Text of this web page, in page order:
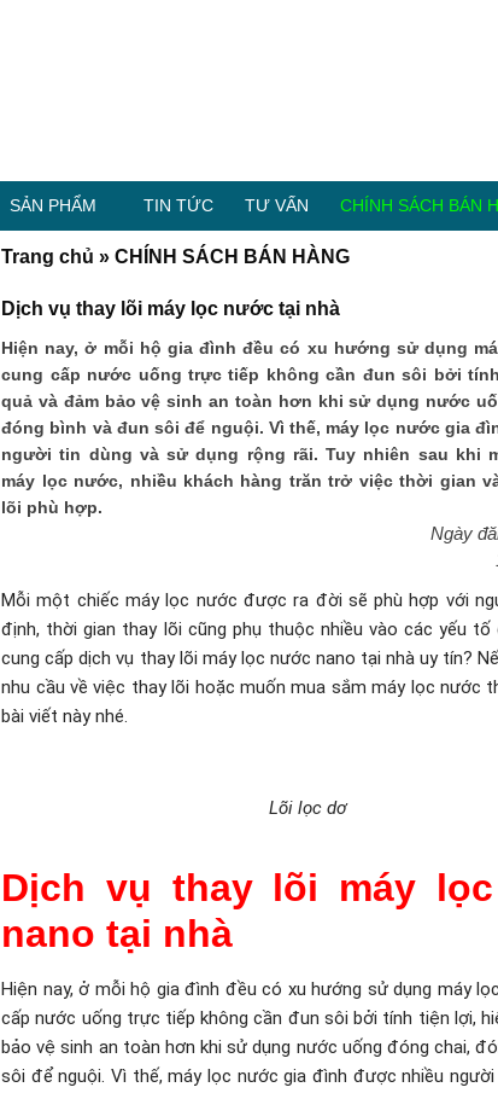
Dịch vụ thay lõi máy lọc nước tại nhà
Hiện nay, ở mỗi hộ gia đình đều có xu hướng sử dụng
cung cấp nước uống trực tiếp không cần đun sôi bởi
quả và đảm bảo vệ sinh an toàn hơn khi sử dụng nước
đóng bình và đun sôi để nguội. Vì thế, máy lọc nước gia
người tin dùng và sử dụng rộng rãi. Tuy nhiên sau khi
máy lọc nước, nhiều khách hàng trăn trở việc thời gian
lõi phù hợp.
Ngày
Mỗi một chiếc máy lọc nước được ra đời sẽ phù hợp với
định, thời gian thay lõi cũng phụ thuộc nhiều vào các yếu
cung cấp dịch vụ thay lõi máy lọc nước nano tại nhà uy tín?
nhu cầu về việc thay lõi hoặc muốn mua sắm máy lọc nước
bài viết này nhé.
Lõi lọc dơ
Dịch vụ thay lõi máy
nano tại nhà
Hiện nay, ở mỗi hộ gia đình đều có xu hướng sử dụng máy
cấp nước uống trực tiếp không cần đun sôi bởi tính tiện lợi,
bảo vệ sinh an toàn hơn khi sử dụng nước uống đóng chai,
sôi để nguội. Vì thế, máy lọc nước gia đình được nhiều
Trang chủ »CHÍNH SÁCH BÁN HÀNG
SẢN PHẨM TIN TỨC TƯ VẤN CHÍNH SÁCH BÁN